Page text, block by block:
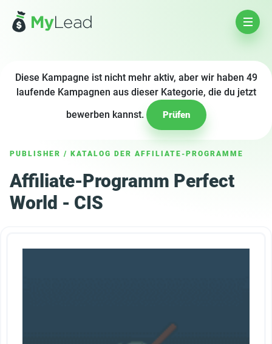
Diese Kampagne ist nicht mehr aktiv, aber wir haben 49
laufende Kampagnen aus dieser Kategorie, die du jetzt
bewerben kannst.
Prüfen
PUBLISHER / KATALOG DER AFFILIATE-PROGRAMME
Affiliate-Programm Perfect
World - CIS